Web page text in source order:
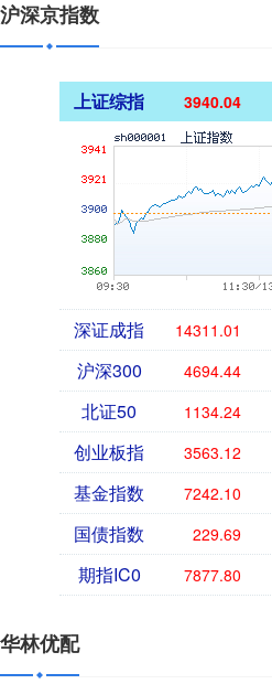
沪深京指数
上证综指 3940.04
深证成指 14311.01
沪深300 4694.44
北证50 1134.24
创业板指 3563.12
基金指数 7242.10
国债指数 229.69
期指IC0 7877.80
华林优配